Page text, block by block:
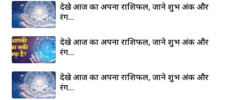
देखे आज का अपना राशिफल, जाने शुभ अंक और
रंग…
देखे आज का अपना राशिफल, जाने शुभ अंक और
रंग…
देखे आज का अपना राशिफल, जाने शुभ अंक और
रंग…